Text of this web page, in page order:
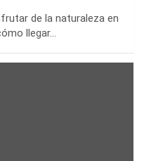
de la naturaleza en
llegar…